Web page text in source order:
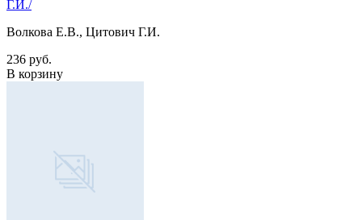
Г.И./
Волкова Е.В., Цитович Г.И.
236 руб.
В корзину